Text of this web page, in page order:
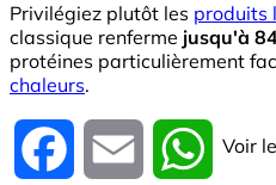
Privilégiez plutôt les produits
classique renferme jusqu'à
protéines particulièrement
chaleurs.
Facebook Email Voir